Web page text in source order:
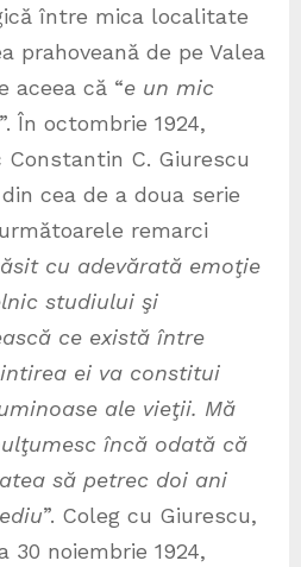
între mica localitate
prahoveană de pe Valea
aceea că “e un mic
”. În octombrie 1924,
C. Giurescu
cea de a doua serie
remarci
cu adevărată emoţie
studiului şi
ce există între
ei va constitui
ale vieţii. Mă
încă odată că
să petrec doi ani
”. Coleg cu Giurescu,
noiembrie 1924,